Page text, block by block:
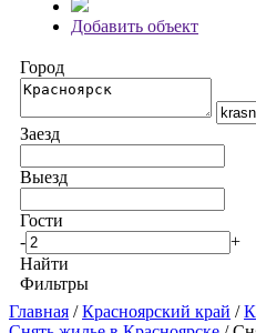
Добавить объект
Город
Заезд
Выезд
Гости
-
+
Найти
Фильтры
Главная /Красноярский край /